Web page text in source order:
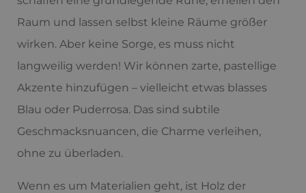
Raum und lassen selbst kleine Räume größer
wirken. Aber keine Sorge, es muss nicht
langweilig werden! Wir können zarte, pastellige
Akzente hinzufügen – vielleicht etwas blasses
Blau oder Puderrosa. Das sind subtile
Geschmacksnuancen, die Charme verleihen,
ohne zu überladen.
Wenn es um Materialien geht, ist Holz der